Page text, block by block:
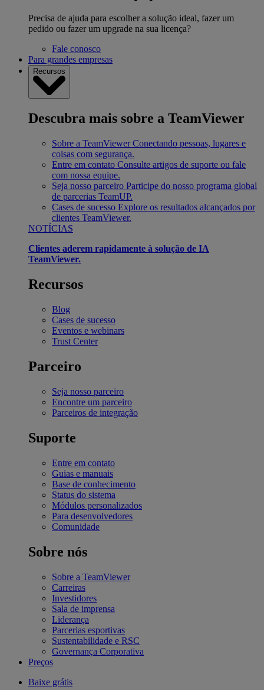
Precisa de ajuda para escolher a solução ideal, fazer um
pedido ou fazer um upgrade na sua licença?
Fale conosco
Para grandes empresas
Recursos
Descubra mais sobre a TeamViewer
Sobre a TeamViewer Conectando pessoas, lugares e
coisas com segurança.
Entre em contato Consulte artigos de suporte ou fale
com nossa equipe.
Seja nosso parceiro Participe do nosso programa global
de parcerias TeamUP.
Cases de sucesso Explore os resultados alcançados por
clientes TeamViewer.
NOTÍCIAS
Clientes aderem rapidamente à solução de IA
TeamViewer.
Recursos
Blog
Cases de sucesso
Eventos e webinars
Trust Center
Parceiro
Seja nosso parceiro
Encontre um parceiro
Parceiros de integração
Suporte
Entre em contato
Guias e manuais
Base de conhecimento
Status do sistema
Módulos personalizados
Para desenvolvedores
Comunidade
Sobre nós
Sobre a TeamViewer
Carreiras
Investidores
Sala de imprensa
Liderança
Parcerias esportivas
Sustentabilidade e RSC
Governança Corporativa
Preços
Baixe grátis